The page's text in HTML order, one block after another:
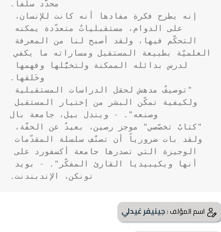
العلميّة بطبيعة المستقبل ومساراته ما يكفي
الوجيزة التي تصدرها جامعة أكسفورد على
تونكن، الإندبندنت.
اسم المؤلف :جينيفر غيدلي